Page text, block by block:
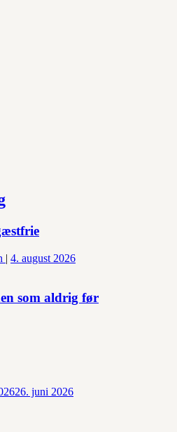
| 4. august 2026
som aldrig før
26. juni 2026